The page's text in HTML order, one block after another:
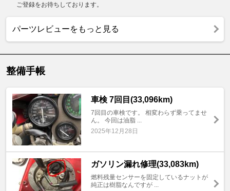
ご登録をお待ちしております。
パーツレビューをもっと見る
整備手帳
車検 7回目(33,096km)
7回目の車検です。 相変わらず乗ってませ
ん。 今回は油脂 ...
2025年12月28日
ガソリン漏れ修理(33,083km)
燃料残量センサーを固定しているナットが
純正は樹脂なんですが ...